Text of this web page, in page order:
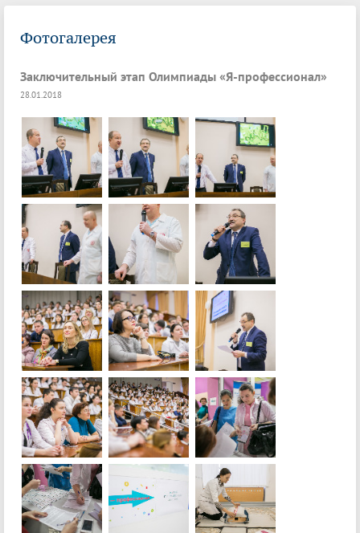
Фотогалерея
Заключительный этап Олимпиады «Я-профессионал»
28.01.2018